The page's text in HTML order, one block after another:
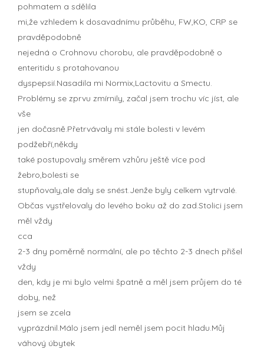
pohmatem a sdělila
mi,že vzhledem k dosavadnímu průběhu, FW,KO, CRP se
pravděpodobně
nejedná o Crohnovu chorobu, ale pravděpodobně o
enteritidu s protahovanou
dyspepsií.Nasadila mi Normix,Lactovitu a Smectu.
Problémy se zprvu zmírnily, začal jsem trochu víc jíst, ale
vše
jen dočasně.Přetrvávaly mi stále bolesti v levém
podžebří,někdy
také postupovaly směrem vzhůru ještě více pod
žebro,bolesti se
stupňovaly,ale daly se snést.Jenže byly celkem vytrvalé.
Občas vystřelovaly do levého boku až do zad.Stolici jsem
měl vždy
cca
2-3 dny poměrně normální, ale po těchto 2-3 dnech přišel
vždy
den, kdy je mi bylo velmi špatně a měl jsem průjem do té
doby, než
jsem se zcela
vyprázdnil.Málo jsem jedl neměl jsem pocit hladu.Můj
váhový úbytek